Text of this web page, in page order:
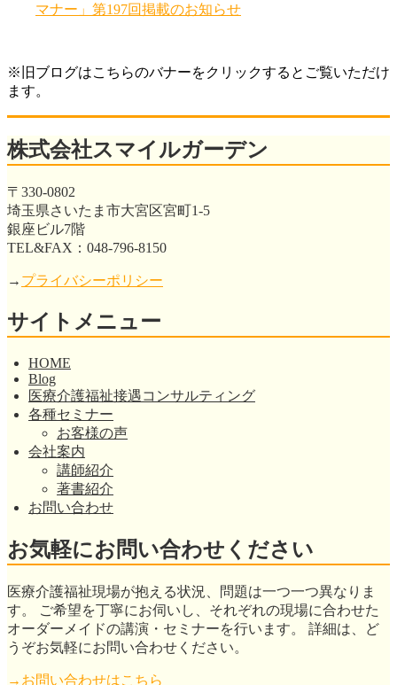
マナー」第197回掲載のお知らせ
※旧ブログはこちらのバナーをクリックするとご覧いただけ
ます。
株式会社スマイルガーデン
〒330-0802
埼玉県さいたま市大宮区宮町1-5
銀座ビル7階
TEL&FAX：048-796-8150
→ プライバシーポリシー
サイトメニュー
HOME
Blog
医療介護福祉接遇コンサルティング
各種セミナー
お客様の声
会社案内
講師紹介
著書紹介
お問い合わせ
お気軽にお問い合わせください
医療介護福祉現場が抱える状況、問題は一つ一つ異なりま
す。 ご希望を丁寧にお伺いし、それぞれの現場に合わせた
オーダーメイドの講演・セミナーを行います。 詳細は、ど
うぞお気軽にお問い合わせください。
→お問い合わせはこちら